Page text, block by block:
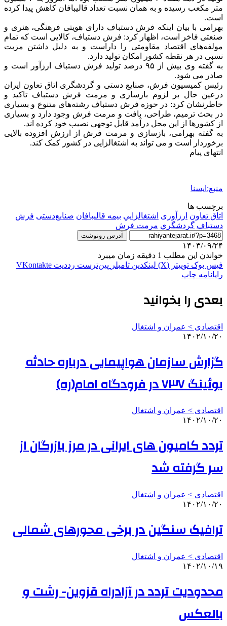
متر مکعب رسیده و به همان نسبت تعداد قالیبافان کاهش پیدا کرده
است.
بهرامی با بیان اینکه فرش دستباف دارای هویتی فرهنگی، هنری و
صنعتی فاخر است، اظهار کرد: فرش دستباف، کالایی است که تمام
مولفه‌های اقتصاد مقاومتی را داراست و به دلیل داشتن مزیت
نسبی در هر نقطه کشور امکان تولید دارد.
به گفته وی بیش از ۹۵ درصد تولید فرش دستباف ارزآور است و
صادر می شود.
رئیس کمیسیون فرش، صنایع دستی و گردشگری اتاق تعاون ایران
درعین حال بر لزوم بازسازی و مرمت فرش دستباف تاکید و
خاطرنشان کرد: در حوزه فرش دستباف رشته‌های متنوع و بسیاری
در بحث ترمیم، طراحی، بافت و مرمت فرش وجود دارد و بسیاری
از کشورها از این محل درآمد قابل توجهی نصیب خود کرده اند.
به گفته بهرامی، بازسازی و مرمت فرش از ارزش افزوده بالایی
برخوردار است و می تواند به اشتغالزایی در کشور کمک کند.
انتهای پیام
منبع:ایسنا
برچسب ها
اتاق تعاون ارزآوری اشتغالزايي بیمه قالیبافان صنایع‌دستی فرش
دستباف گردشگري مرمت فرش
آدرس رونوشت
۱۴۰۳/۰۹/۲۴
خواندن این مطلب 1 دقیقه زمان میبرد
فیس بوک توییتر (X) لینکدین ‫تامبلر ‫پین‌ترست ‫رددیت ‫VKontakte
رایانامه چاپ
بعدی را بخوانید
اقتصادی > عمران و اشتغال
۱۴۰۲/۱۰/۲۰
گزارش سازمان هواپیمایی درباره حادثه
بوئینگ ۷۳۷ در فرودگاه امام(ره)
اقتصادی > عمران و اشتغال
۱۴۰۲/۱۰/۲۰
تردد کامیون های ایرانی در مرز بازرگان از
سر گرفته شد
اقتصادی > عمران و اشتغال
۱۴۰۲/۱۰/۲۰
ترافیک سنگین در برخی محورهای شمالی
اقتصادی > عمران و اشتغال
۱۴۰۲/۱۰/۱۹
محدودیت تردد در آزادراه قزوین- رشت و
بالعکس